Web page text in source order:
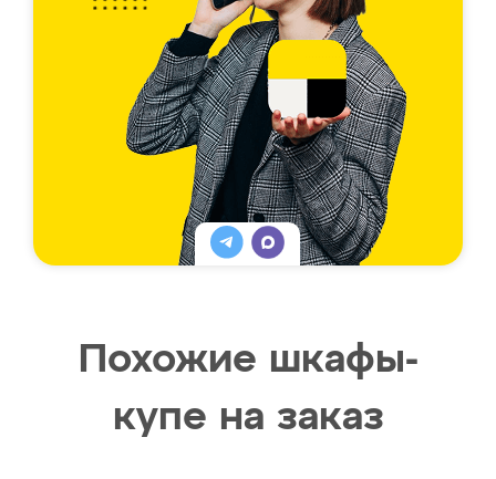
Похожие шкафы-
купе на заказ